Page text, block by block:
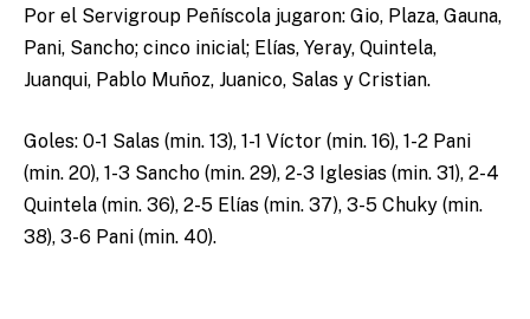
Por el Servigroup Peñíscola jugaron: Gio, Plaza, Gauna,
Pani, Sancho; cinco inicial; Elías, Yeray, Quintela,
Juanqui, Pablo Muñoz, Juanico, Salas y Cristian.
Goles: 0-1 Salas (min. 13), 1-1 Víctor (min. 16), 1-2 Pani
(min. 20), 1-3 Sancho (min. 29), 2-3 Iglesias (min. 31), 2-4
Quintela (min. 36), 2-5 Elías (min. 37), 3-5 Chuky (min.
38), 3-6 Pani (min. 40).